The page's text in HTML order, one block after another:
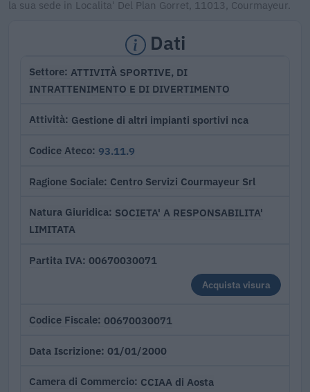
la sua sede in Localita' Del Plan Gorret, 11013, Courmayeur.
Dati
Settore ATTIVITÀ SPORTIVE, DI
INTRATTENIMENTO E DI DIVERTIMENTO
Attività Gestione di altri impianti sportivi nca
Codice Ateco 93.11.9
Ragione Sociale Centro Servizi Courmayeur Srl
Natura Giuridica SOCIETA' A RESPONSABILITA'
LIMITATA
Partita IVA 00670030071
Acquista visura
Codice Fiscale 00670030071
Data Iscrizione 01/01/2000
Camera di Commercio CCIAA di Aosta